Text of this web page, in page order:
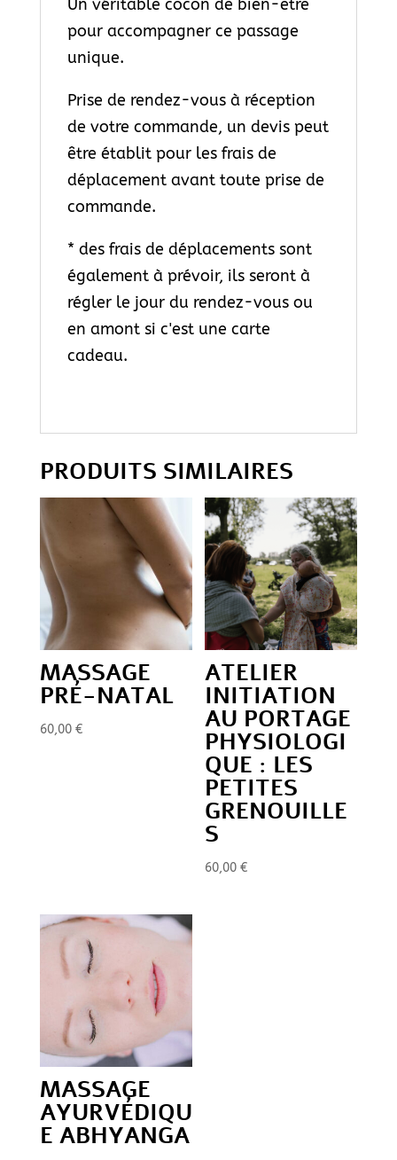
Un véritable cocon de bien-être
pour accompagner ce passage
unique.
Prise de rendez-vous à réception
de votre commande, un devis peut
être établit pour les frais de
déplacement avant toute prise de
commande.
* des frais de déplacements sont
également à prévoir, ils seront à
régler le jour du rendez-vous ou
en amont si c'est une carte
cadeau.
PRODUITS SIMILAIRES
MASSAGE
PRÉ-NATAL
60,00 €
ATELIER
INITIATION
AU PORTAGE
PHYSIOLOGI
QUE : LES
PETITES
GRENOUILLE
S
60,00€
MASSAGE
AYURVÉDIQU
E ABHYANGA